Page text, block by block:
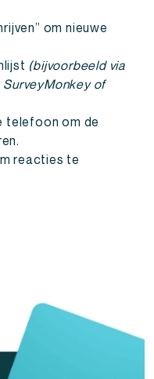
om nieuwe
(bijvoorbeeld via
of
telefoon om de
reacties te